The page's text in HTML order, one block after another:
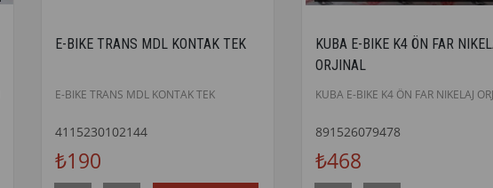
E-BIKE TRANS MDL KONTAK TEK
E-BIKE TRANS MDL KONTAK TEK
4115230102144
₺190
KUBA E-BIKE K4 ÖN FAR
ORJINAL
KUBA E-BIKE K4 ÖN FAR NIKELAJ
891526079478
₺468